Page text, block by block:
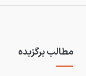
مطالب برگزیده